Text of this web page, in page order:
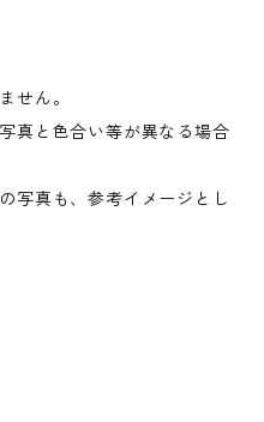
せん。
真と色合い等が異なる場合
写真も、参考イメージとし